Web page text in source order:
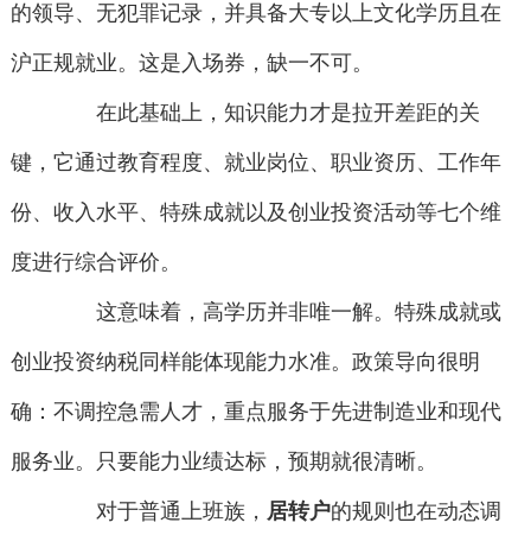
的领导、无犯罪记录，并具备大专以上文化学历且在
沪正规就业。这是入场券，缺一不可。
在此基础上，知识能力才是拉开差距的关
键，它通过教育程度、就业岗位、职业资历、工作年
份、收入水平、特殊成就以及创业投资活动等七个维
度进行综合评价。
这意味着，高学历并非唯一解。特殊成就或
创业投资纳税同样能体现能力水准。政策导向很明
确：不调控急需人才，重点服务于先进制造业和现代
服务业。只要能力业绩达标，预期就很清晰。
对于普通上班族， 居转户的规则也在动态调